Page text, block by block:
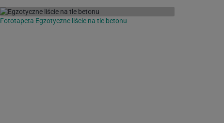
Fototapeta Egzotyczne liście na tle betonu